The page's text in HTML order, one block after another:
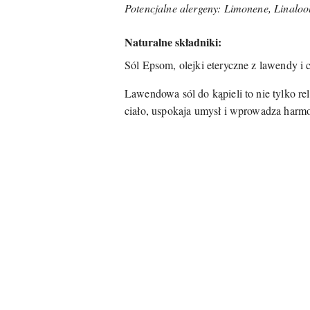
Potencjalne alergeny: Limonene,
Naturalne składniki:
Sól Epsom, olejki eteryczne z lawendy i
Lawendowa sól do kąpieli to nie tylko
ciało, uspokaja umysł i wprowadza